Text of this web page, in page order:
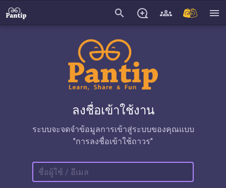
search menu
ลงชื่อเข้าใช้งาน
ระบบจะจดจำข้อมูลการเข้าสู่ระบบของคุณแบบ
"การลงชื่อเข้าใช้ถาวร"